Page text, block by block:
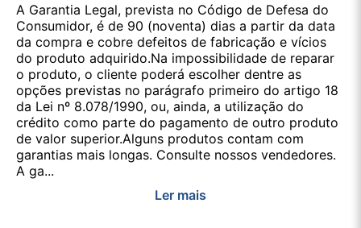
A Garantia Legal, prevista no Código de Defesa do
Consumidor, é de 90 (noventa) dias a partir da data
da compra e cobre defeitos de fabricação e vícios
do produto adquirido.Na impossibilidade de reparar
o produto, o cliente poderá escolher dentre as
opções previstas no parágrafo primeiro do artigo 18
da Lei nº 8.078/1990, ou, ainda, a utilização do
crédito como parte do pagamento de outro produto
de valor superior.Alguns produtos contam com
garantias mais longas. Consulte nossos vendedores.
A ga...
Ler mais